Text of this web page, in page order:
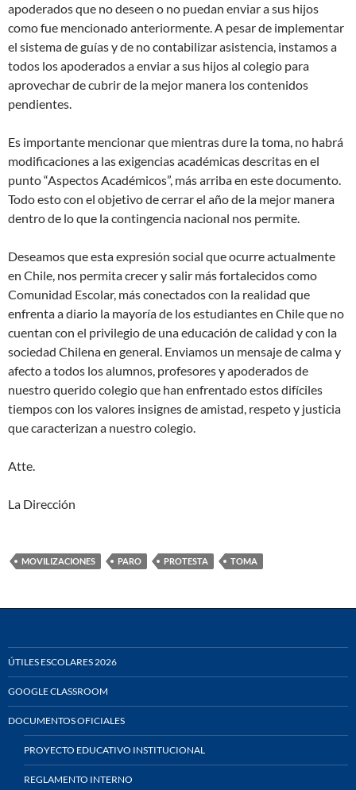
apoderados que no deseen o no puedan enviar a sus hijos
como fue mencionado anteriormente. A pesar de implementar
el sistema de guías y de no contabilizar asistencia, instamos a
todos los apoderados a enviar a sus hijos al colegio para
aprovechar de cubrir de la mejor manera los contenidos
pendientes.
Es importante mencionar que mientras dure la toma, no habrá
modificaciones a las exigencias académicas descritas en el
punto “Aspectos Académicos”, más arriba en este documento.
Todo esto con el objetivo de cerrar el año de la mejor manera
dentro de lo que la contingencia nacional nos permite.
Deseamos que esta expresión social que ocurre actualmente
en Chile, nos permita crecer y salir más fortalecidos como
Comunidad Escolar, más conectados con la realidad que
enfrenta a diario la mayoría de los estudiantes en Chile que no
cuentan con el privilegio de una educación de calidad y con la
sociedad Chilena en general. Enviamos un mensaje de calma y
afecto a todos los alumnos, profesores y apoderados de
nuestro querido colegio que han enfrentado estos difíciles
tiempos con los valores insignes de amistad, respeto y justicia
que caracterizan a nuestro colegio.
Atte.
La Dirección
MOVILIZACIONES PARO PROTESTA TOMA
ÚTILES ESCOLARES 2026
GOOGLE CLASSROOM
DOCUMENTOS OFICIALES
PROYECTO EDUCATIVO INSTITUCIONAL
REGLAMENTO INTERNO